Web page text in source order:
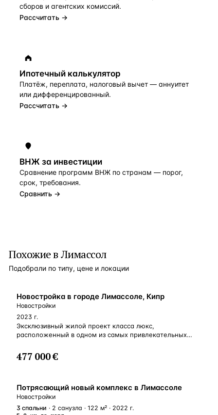
сборов и агентских комиссий.
Рассчитать →
Ипотечный калькулятор
Платёж, переплата, налоговый вычет — аннуитет
или дифференцированный.
Рассчитать →
ВНЖ за инвестиции
Сравнение программ ВНЖ по странам — порог,
срок, требования.
Сравнить →
Похожие в Лимассол
Подобрали по типу, цене и локации
НОВОСТРОЙКА
Новостройка в городе Лимассоле, Кипр
Новостройки
2023 г.
Эксклюзивный жилой проект класса люкс,
расположенный в одном из самых привлекательных
в очень тихом и дружелюбном районе, он идеально
подходит для комфортного проживания семей
доступом к шоссе и проспекту Колонакиу — главной
коммерческой и торговой улице города. Состоит из 16
роскошных апартаментов с 2 и 3 спальнями
477 000 €
НОВОСТРОЙКА
Потрясающий новый комплекс в Лимассоле
Новостройки
3 спальни · 2 санузла · 122 м² · 2022 г.